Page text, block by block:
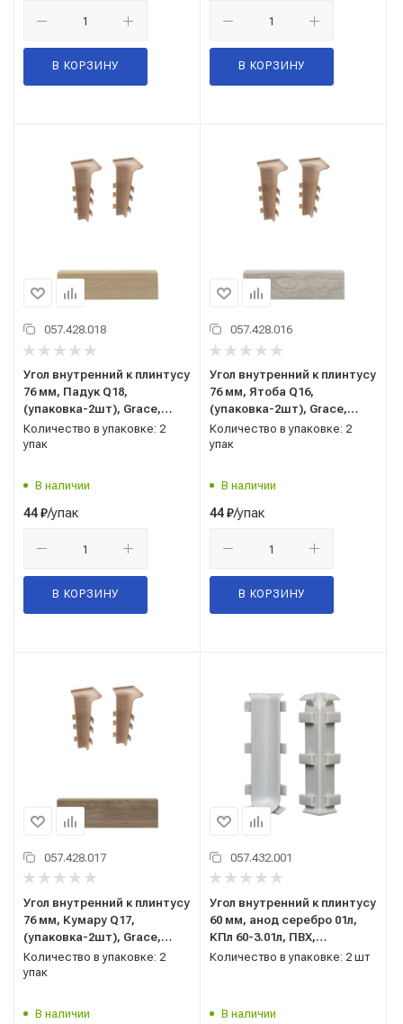
В КОРЗИНУ В КОРЗИНУ
057.428.018
Угол внутренний к плинтусу
76 мм, Падук Q18,
(упаковка-2шт), Grace,
Qvant
Количество в упаковке: 2
упак
В наличии
44₽/упак
В КОРЗИНУ
057.428.016
Угол внутренний к плинтусу
76 мм, Ятоба Q16,
(упаковка-2шт), Grace,
Qvant
Количество в упаковке: 2
упак
В наличии
44₽/упак
В КОРЗИНУ
057.428.017
Угол внутренний к плинтусу
76 мм, Кумару Q17,
(упаковка-2шт), Grace,
Qvant
Количество в упаковке: 2
упак
В наличии
057.432.001
Угол внутренний к плинтусу
60 мм, анод серебро 01л,
КПл 60-3.01л, ПВХ,
(упаковка-2шт), Лука
Количество в упаковке: 2 шт
В наличии